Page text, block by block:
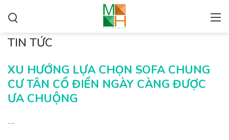
TIN TỨC
XU HƯỚNG LỰA CHỌN SOFA CHUNG
CƯ TÂN CỔ ĐIỂN NGÀY CÀNG ĐƯỢC
ƯA CHUỘNG
--